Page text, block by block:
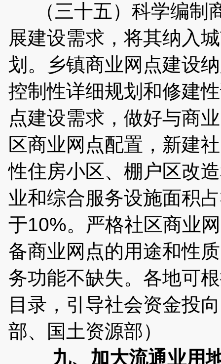
（三十五）科学编制
展建设需求，将其纳入
划。乡镇商业网点建设
控制性详细规划和修建
点建设需求，做好与商
区商业网点配置，新建
性住房小区、棚户区改
业和综合服务设施面积
于10%。严格社区商业
备商业网点的用途和性
务功能不缺失。各地可
目录，引导社会资金投
部、国土资源部）
九、加大流通业用